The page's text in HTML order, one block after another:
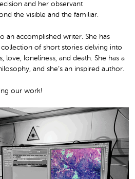
and her observant
the visible and the familiar.
an accomplished writer. She has
of short stories delving into
love, loneliness, and death. She has a
and she’s an inspired author.
our work!